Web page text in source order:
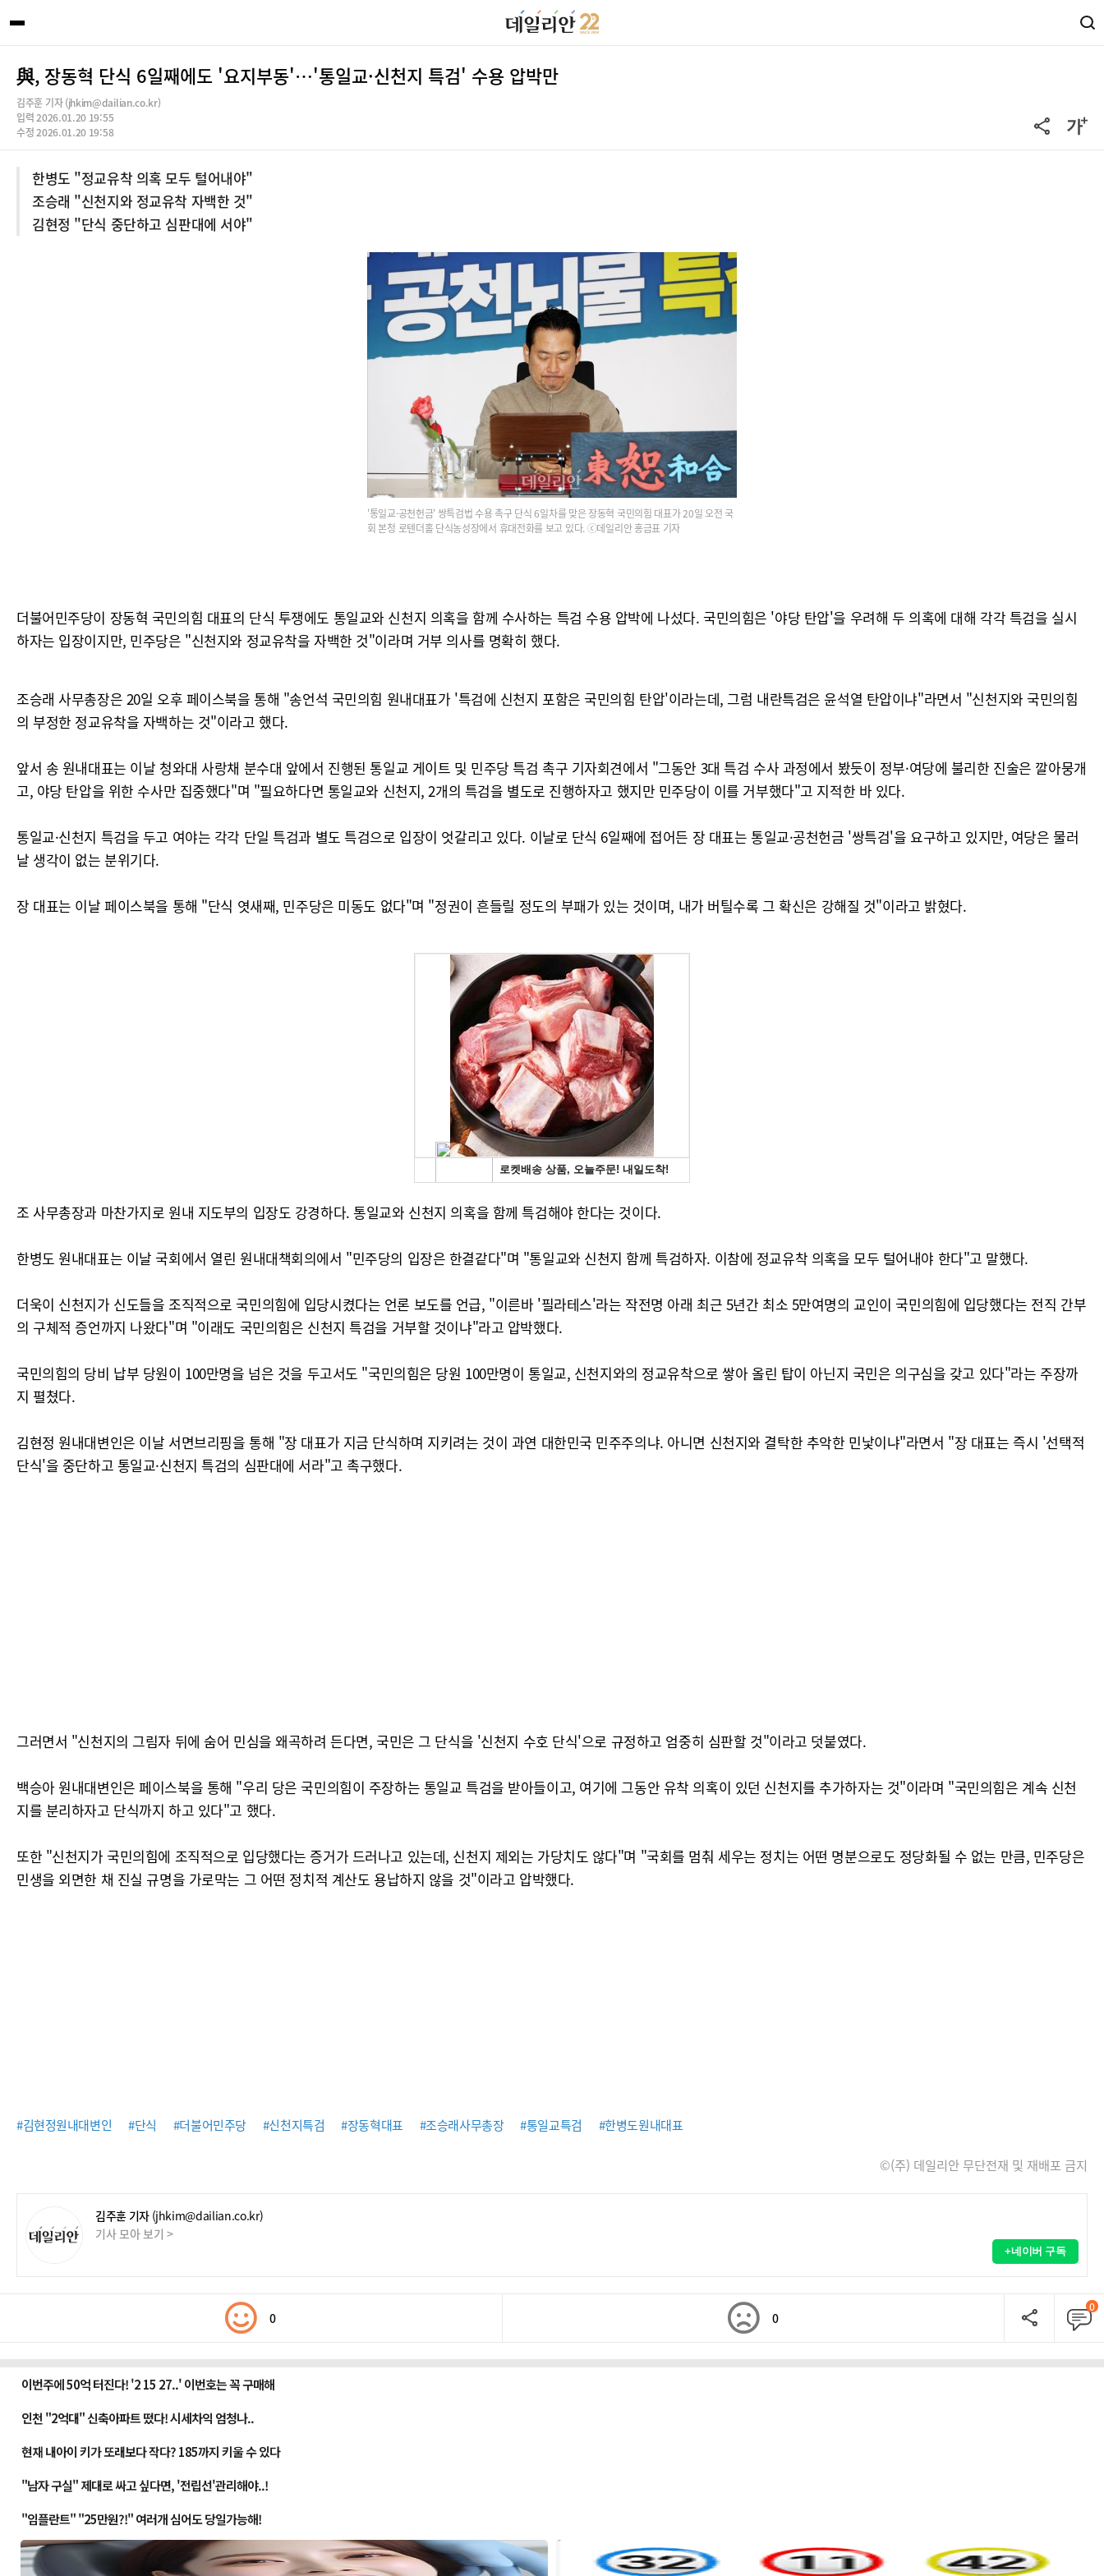
與, 장동혁 단식 6일째에도 '요지부동'…'통일교·신천지 특검' 수용 압박만
김주훈 기자 (jhkim@dailian.co.kr)
입력 2026.01.20 19:55
수정 2026.01.20 19:58
한병도 "정교유착 의혹 모두 털어내야"
조승래 "신천지와 정교유착 자백한 것"
김현정 "단식 중단하고 심판대에 서야"
'통일교·공천헌금' 쌍특검법 수용 촉구 단식 6일차를 맞은 장동혁 국민의힘 대표가 20일 오전 국
회 본청 로텐더홀 단식농성장에서 휴대전화를 보고 있다. ⓒ데일리안 홍금표 기자
더불어민주당이 장동혁 국민의힘 대표의 단식 투쟁에도 통일교와 신천지 의혹을 함께 수사하는 특검 수용 압박에 나섰다. 국민의힘은 '야당 탄압'을 우려해 두 의혹에 대해 각각 특검을 실시
하자는 입장이지만, 민주당은 "신천지와 정교유착을 자백한 것"이라며 거부 의사를 명확히 했다.
조승래 사무총장은 20일 오후 페이스북을 통해 "송언석 국민의힘 원내대표가 '특검에 신천지 포함은 국민의힘 탄압'이라는데, 그럼 내란특검은 윤석열 탄압이냐"라면서 "신천지와 국민의힘
의 부정한 정교유착을 자백하는 것"이라고 했다.
앞서 송 원내대표는 이날 청와대 사랑채 분수대 앞에서 진행된 통일교 게이트 및 민주당 특검 촉구 기자회견에서 "그동안 3대 특검 수사 과정에서 봤듯이 정부·여당에 불리한 진술은 깔아뭉개
고, 야당 탄압을 위한 수사만 집중했다"며 "필요하다면 통일교와 신천지, 2개의 특검을 별도로 진행하자고 했지만 민주당이 이를 거부했다"고 지적한 바 있다.
통일교·신천지 특검을 두고 여야는 각각 단일 특검과 별도 특검으로 입장이 엇갈리고 있다. 이날로 단식 6일째에 접어든 장 대표는 통일교·공천헌금 '쌍특검'을 요구하고 있지만, 여당은 물러
날 생각이 없는 분위기다.
장 대표는 이날 페이스북을 통해 "단식 엿새째, 민주당은 미동도 없다"며 "정권이 흔들릴 정도의 부패가 있는 것이며, 내가 버틸수록 그 확신은 강해질 것"이라고 밝혔다.
조 사무총장과 마찬가지로 원내 지도부의 입장도 강경하다. 통일교와 신천지 의혹을 함께 특검해야 한다는 것이다.
한병도 원내대표는 이날 국회에서 열린 원내대책회의에서 "민주당의 입장은 한결같다"며 "통일교와 신천지 함께 특검하자. 이참에 정교유착 의혹을 모두 털어내야 한다"고 말했다.
더욱이 신천지가 신도들을 조직적으로 국민의힘에 입당시켰다는 언론 보도를 언급, "이른바 '필라테스'라는 작전명 아래 최근 5년간 최소 5만여명의 교인이 국민의힘에 입당했다는 전직 간부
의 구체적 증언까지 나왔다"며 "이래도 국민의힘은 신천지 특검을 거부할 것이냐"라고 압박했다.
국민의힘의 당비 납부 당원이 100만명을 넘은 것을 두고서도 "국민의힘은 당원 100만명이 통일교, 신천지와의 정교유착으로 쌓아 올린 탑이 아닌지 국민은 의구심을 갖고 있다"라는 주장까
지 펼쳤다.
김현정 원내대변인은 이날 서면브리핑을 통해 "장 대표가 지금 단식하며 지키려는 것이 과연 대한민국 민주주의냐. 아니면 신천지와 결탁한 추악한 민낯이냐"라면서 "장 대표는 즉시 '선택적
단식'을 중단하고 통일교·신천지 특검의 심판대에 서라"고 촉구했다.
그러면서 "신천지의 그림자 뒤에 숨어 민심을 왜곡하려 든다면, 국민은 그 단식을 '신천지 수호 단식'으로 규정하고 엄중히 심판할 것"이라고 덧붙였다.
백승아 원내대변인은 페이스북을 통해 "우리 당은 국민의힘이 주장하는 통일교 특검을 받아들이고, 여기에 그동안 유착 의혹이 있던 신천지를 추가하자는 것"이라며 "국민의힘은 계속 신천
지를 분리하자고 단식까지 하고 있다"고 했다.
또한 "신천지가 국민의힘에 조직적으로 입당했다는 증거가 드러나고 있는데, 신천지 제외는 가당치도 않다"며 "국회를 멈춰 세우는 정치는 어떤 명분으로도 정당화될 수 없는 만큼, 민주당은
민생을 외면한 채 진실 규명을 가로막는 그 어떤 정치적 계산도 용납하지 않을 것"이라고 압박했다.
#김현정원내대변인 #단식 #더불어민주당 #신천지특검 #장동혁대표 #조승래사무총장 #통일교특검 #한병도원내대표
©(주) 데일리안 무단전재 및 재배포 금지
김주훈 기자 (jhkim@dailian.co.kr)
기사 모아 보기 >
+네이버 구독
0 0
0